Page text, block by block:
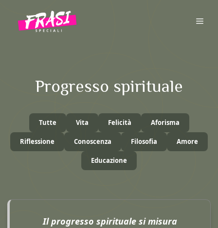
contenuto
Progresso spirituale
Tutte Vita Felicità Aforisma
Riflessione Conoscenza Filosofia Amore
Educazione
Il progresso spirituale si misura